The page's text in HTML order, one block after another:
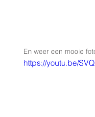
En weer een mooie
https://youtu.be/